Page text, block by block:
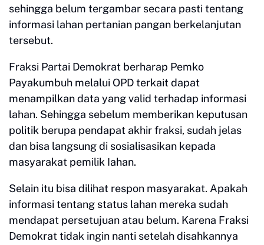
sehingga belum tergambar secara pasti tentang
informasi lahan pertanian pangan berkelanjutan
tersebut.
Fraksi Partai Demokrat berharap Pemko
Payakumbuh melalui OPD terkait dapat
menampilkan data yang valid terhadap informasi
lahan. Sehingga sebelum memberikan keputusan
politik berupa pendapat akhir fraksi, sudah jelas
dan bisa langsung di sosialisasikan kepada
masyarakat pemilik Iahan.
Selain itu bisa dilihat respon masyarakat. Apakah
informasi tentang status lahan mereka sudah
mendapat persetujuan atau belum. Karena Fraksi
Demokrat tidak ingin nanti setelah disahkannya